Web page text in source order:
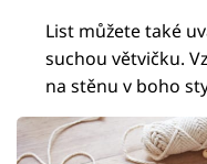
List můžete také
suchou větvičku.
na stěnu v boho